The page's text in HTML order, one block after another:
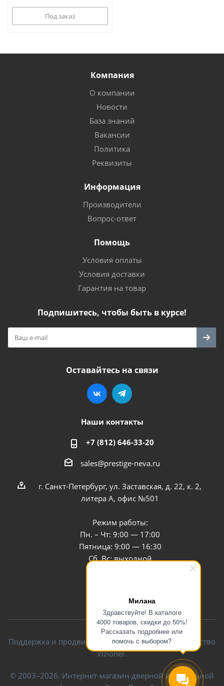
Милана
Здравствуйте! В каталоге
4000 товаров, скидки до 50%!
Рассказать подробнее или
помочь с выбором?
Под заказ
Компания
О компании
Новости
База знаний
Вакансии
Политика
Реквизиты
Информация
Производители
Вопрос-ответ
Помощь
Условия оплаты
Условия доставки
Гарантия на товар
Подпишитесь, чтобы быть в курсе!
Оставайтесь на связи
Наши контакты
+7 (812) 646-33-20
sales@prestige-neva.ru
г. Санкт-Петербург, ул. Заставская, д. 22, к. 2,
литера А, офис №501
Режим работы:
Пн. – Чт: 9:00 — 17:00
Пятница: 9:00 — 16:30
Сб, Вс: выходной
Поддержка и продвижение сайта — интернет-агентство
Vizioner.
© 2003–2026. Интернет-магазин дверной и мебельной